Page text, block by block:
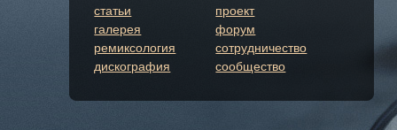
статьи
галерея
ремиксология
дискография
проект
форум
сотрудничество
сообщество